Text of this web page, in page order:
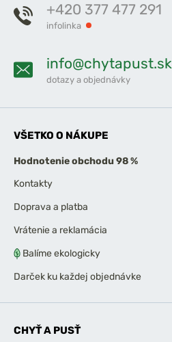
+420 377 477 291
infolinka
info@chytapust.sk
dotazy a objednávky
VŠETKO O NÁKUPE
Hodnotenie obchodu 98 %
Kontakty
Doprava a platba
Vrátenie a reklamácia
Balíme ekologicky
Darček ku každej objednávke
CHYŤ A PUSŤ